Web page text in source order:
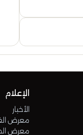
الإعلام
الأخبار
معرض
معرض